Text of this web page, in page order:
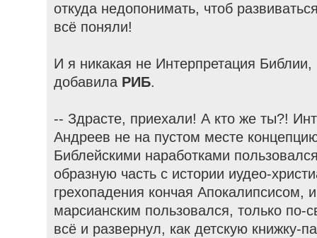
откуда недопонимать, чтоб
всё поняли!
И я никакая не Интерпретация
добавила РИБ.
-- Здрасте, приехали! А кто же ты?!
Андреев не на пустом месте
Библейскими наработками
образную часть с истории иудео-
грехопадения кончая Апокалипсисом,
марсианским пользовался, только по-
всё и развернул, как детскую книжку-